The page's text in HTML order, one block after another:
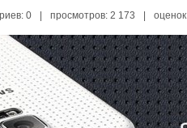
0 | просмотров: 2 173 |